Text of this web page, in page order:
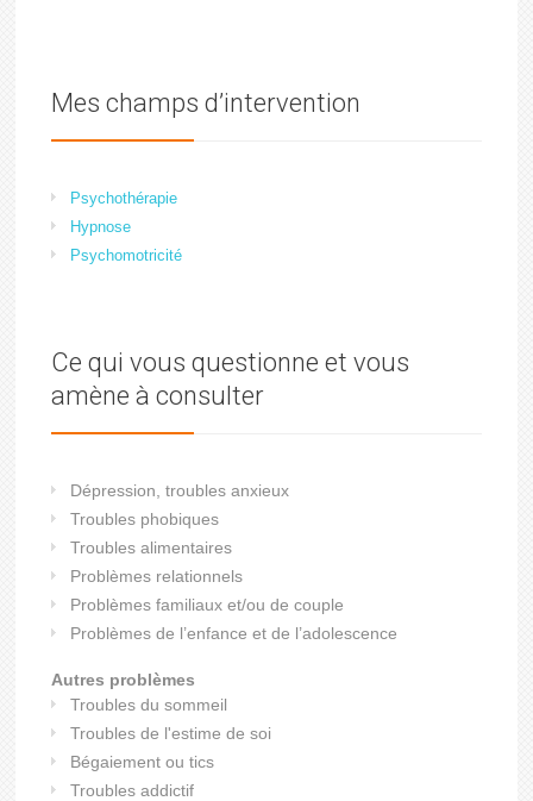
Mes champs d’intervention
Psychothérapie
Hypnose
Psychomotricité
Ce qui vous questionne et vous
amène à consulter
Dépression, troubles anxieux
Troubles phobiques
Troubles alimentaires
Problèmes relationnels
Problèmes familiaux et/ou de couple
Problèmes de l’enfance et de l’adolescence
Autres problèmes
Troubles du sommeil
Troubles de l'estime de soi
Bégaiement ou tics
Troubles addictif